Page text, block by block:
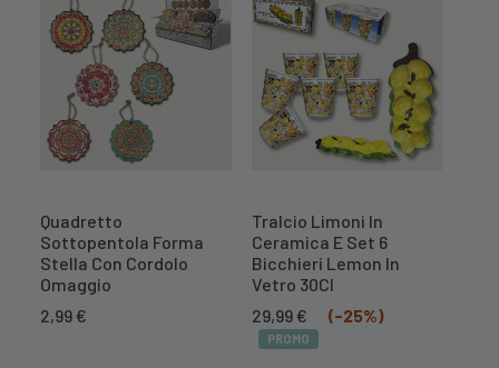
Quadretto
Sottopentola Forma
Stella Con Cordolo
Omaggio
2,99€
Tralcio Limoni In
Ceramica E Set 6
Bicchieri Lemon In
Vetro 30Cl
Il
prezzo
originale
29,99€
prezzo
(-25%)
PROMO